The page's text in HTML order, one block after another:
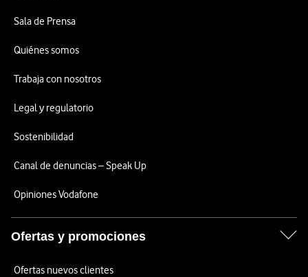
Sala de Prensa
Quiénes somos
Trabaja con nosotros
Legal y regulatorio
Sostenibilidad
Canal de denuncias – Speak Up
Opiniones Vodafone
Ofertas y promociones
Ofertas nuevos clientes